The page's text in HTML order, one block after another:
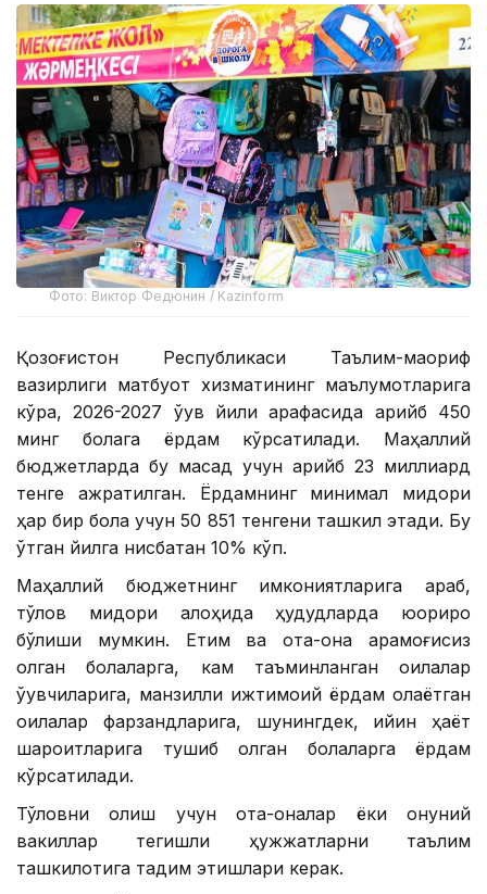
Фото: Виктор Федюнин / Kazinform
Қозоғистон Республикаси Таълим-маориф
вазирлиги матбуот хизматининг маълумотларига
кўра, 2026-2027 ўқув йили арафасида қарийб 450
минг болага ёрдам кўрсатилади. Маҳаллий
бюджетларда бу мақсад учун қарийб 23 миллиард
тенге ажратилган. Ёрдамнинг минимал миқдори
ҳар бир бола учун 50 851 тенгени ташкил этади. Бу
ўтган йилга нисбатан 10% кўп.
Маҳаллий бюджетнинг имкониятларига қараб,
тўлов миқдори алоҳида ҳудудларда юқорироқ
бўлиши мумкин. Етим ва ота-она қарамоғисиз
қолган болаларга, кам таъминланган оилалар
ўқувчиларига, манзилли ижтимоий ёрдам олаётган
оилалар фарзандларига, шунингдек, қийин ҳаёт
шароитларига тушиб қолган болаларга ёрдам
кўрсатилади.
Тўловни олиш учун ота-оналар ёки қонуний
вакиллар тегишли ҳужжатларни таълим
ташкилотига тақдим этишлари керак.